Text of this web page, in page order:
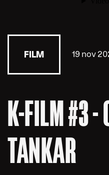
FILM 19 nov
K-FILM #3 -
TANKAR